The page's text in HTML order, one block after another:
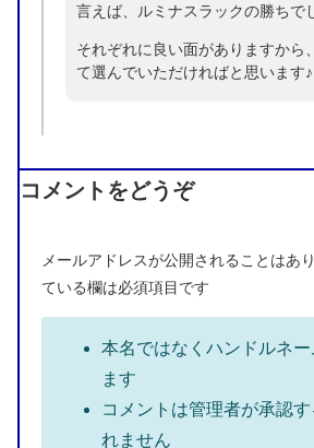
言えば、ルミナスラックの勝ちで
それぞれに良い面がありますから
て選んでいただければと思います♪
コメントをどうぞ
メールアドレスが公開されることはあり
ている欄は必須項目です
本名ではなくハンドルネ
ます
コメントは管理者が承認
れません